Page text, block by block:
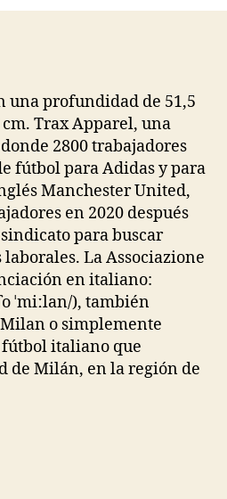
una profundidad de 51,5
Trax Apparel, una
2800 trabajadores
fútbol para Adidas y para
Manchester United,
en 2020 después
para buscar
La Associazione
en italiano:
ˈmiːlan/), también
o simplemente
italiano que
de Milán, en la región de